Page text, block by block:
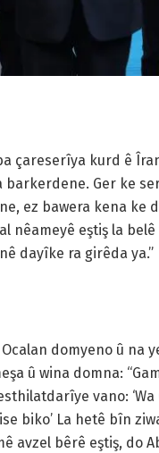
çareserîya kurd ê
barkerdene. Ger ke
ez bawera kena ke
nêameyê eştiş la
dayîke ra girêda ya.”
domyeno û na
û wina domna:
vano:
biko’ La hetê bîn
avzel bêrê eştiş, do